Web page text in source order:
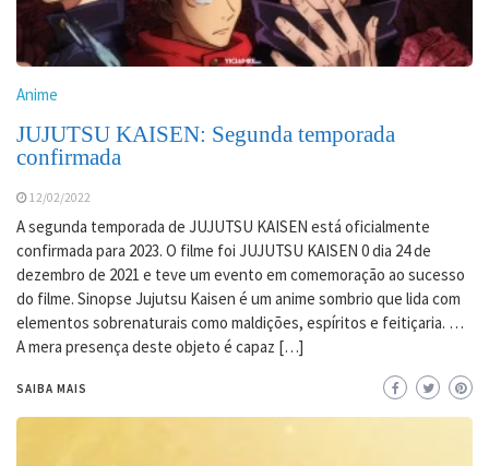
Anime
JUJUTSU KAISEN: Segunda temporada
confirmada
12/02/2022
A segunda temporada de JUJUTSU KAISEN está oficialmente
confirmada para 2023. O filme foi JUJUTSU KAISEN 0 dia 24 de
dezembro de 2021 e teve um evento em comemoração ao sucesso
do filme. Sinopse Jujutsu Kaisen é um anime sombrio que lida com
elementos sobrenaturais como maldições, espíritos e feitiçaria. …
A mera presença deste objeto é capaz […]
SAIBA MAIS